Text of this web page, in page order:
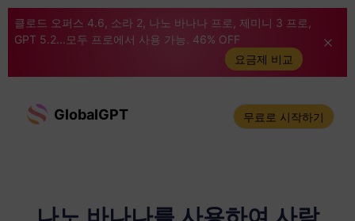
클로드 오퍼스 4.6, 소라 2, 나노 바나나 프로, 제미니 3 프로,
GPT 5.2...모두 프로에서 사용 가능. 46% OFF
요금제 비교
GlobalGPT 무료로 시작하기